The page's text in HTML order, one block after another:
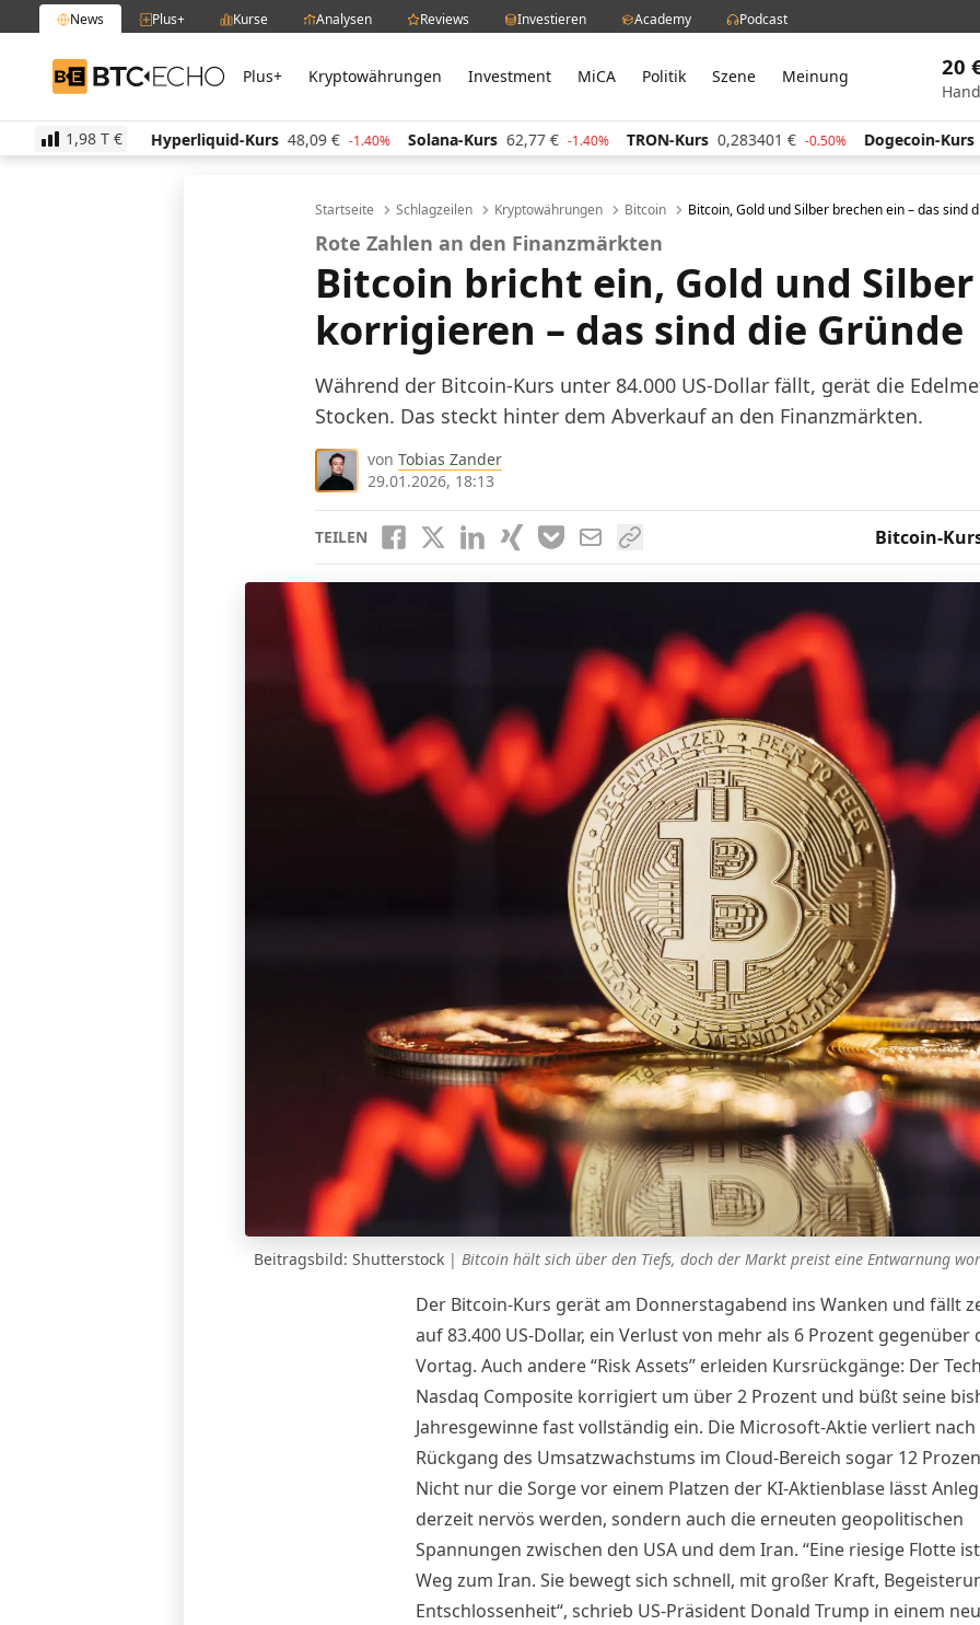
News Plus+ Kurse Analysen Reviews Investieren Academy Podcast
BTC-ECHO Plus+ Kryptowährungen Investment MiCA Politik Szene Meinung 20
1,98 T €
-0.10% Hyperliquid-Kurs 48,09 € -1.40% Solana-Kurs 62,77 € -1.40% TRON-Kurs 0,283401 € -0.50% Dogecoin-Kurs
Startseite Schlagzeilen Kryptowährungen Bitcoin Bitcoin, Gold und Silber brechen ein – das sind
Rote Zahlen an den Finanzmärkten
Bitcoin bricht ein, Gold und Silber
korrigieren – das sind die Gründe
Während der Bitcoin-Kurs unter 84.000 US-Dollar fällt, gerät die
Stocken. Das steckt hinter dem Abverkauf an den Finanzmärkten.
von Tobias Zander
29.01.2026, 18:13
TEILEN Bitcoin-
Beitragsbild: Shutterstock | Bitcoin hält sich über den Tiefs, doch der Markt preist eine Entwarnung
Der Bitcoin-Kurs gerät am Donnerstagabend ins Wanken und fällt
auf 83.400 US-Dollar, ein Verlust von mehr als 6 Prozent gegenüber
Vortag. Auch andere “Risk Assets” erleiden Kursrückgänge: Der
Nasdaq Composite korrigiert um über 2 Prozent und büßt seine
Jahresgewinne fast vollständig ein. Die Microsoft-Aktie verliert nach
Rückgang des Umsatzwachstums im Cloud-Bereich sogar 12
Nicht nur die Sorge vor einem Platzen der KI-Aktienblase lässt
derzeit nervös werden, sondern auch die erneuten geopolitischen
Spannungen zwischen den USA und dem Iran. “Eine riesige Flotte
Weg zum Iran. Sie bewegt sich schnell, mit großer Kraft,
Entschlossenheit“, schrieb US-Präsident Donald Trump in einem